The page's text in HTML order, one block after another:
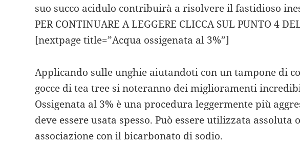
suo succo acidulo contribuirà a risolvere il fastidioso
PER CONTINUARE A LEGGERE CLICCA SUL PUNTO 4
[nextpage title=”Acqua ossigenata al 3%”]
Applicando sulle unghie aiutandoti con un tampone di
gocce di tea tree si noteranno dei miglioramenti
Ossigenata al 3% è una procedura leggermente più
deve essere usata spesso. Può essere utilizzata assoluta
associazione con il bicarbonato di sodio.